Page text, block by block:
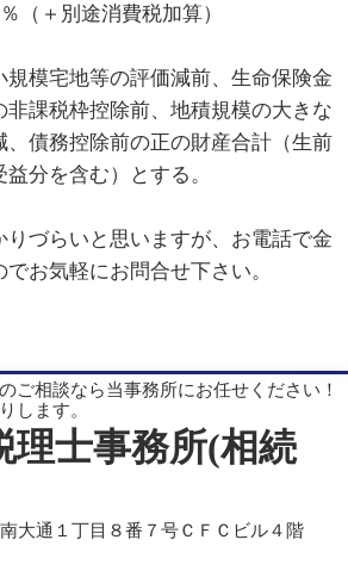
（＋別途消費税加算）
規模宅地等の評価減前、生命保険金
非課税枠控除前、地積規模の大きな
、債務控除前の正の財産合計（生前
分を含む）とする。
りづらいと思いますが、お電話で金
お気軽にお問合せ下さい。
ご相談なら当事務所にお任せください！
します。
理士事務所(相続
大通１丁目８番７号ＣＦＣビル４階